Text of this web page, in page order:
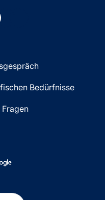
Bedürfnisse